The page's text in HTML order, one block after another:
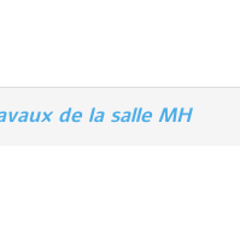
de la salle MH